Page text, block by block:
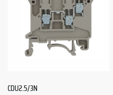
CDU2.5/3N